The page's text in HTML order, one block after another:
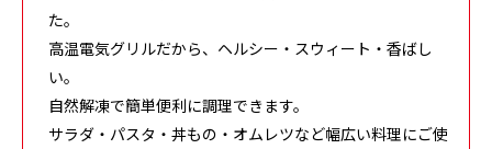
た。
高温電気グリルだから、ヘルシー・スウィート・香ばし
い。
自然解凍で簡単便利に調理できます。
サラダ・パスタ・丼もの・オムレツなど幅広い料理にご使